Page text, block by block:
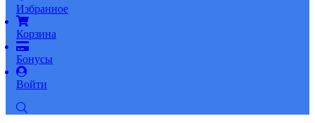
Избранное
Корзина
Бонусы
Войти